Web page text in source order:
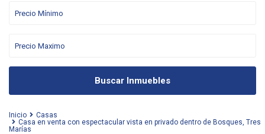
Buscar Inmuebles
Inicio
Casas
Casa en venta con espectacular vista en privado dentro de Bosques, Tres
Marías